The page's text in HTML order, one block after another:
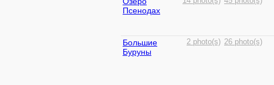
Псенодах
Большие
Буруны
2 photo(s) 26 photo(s)